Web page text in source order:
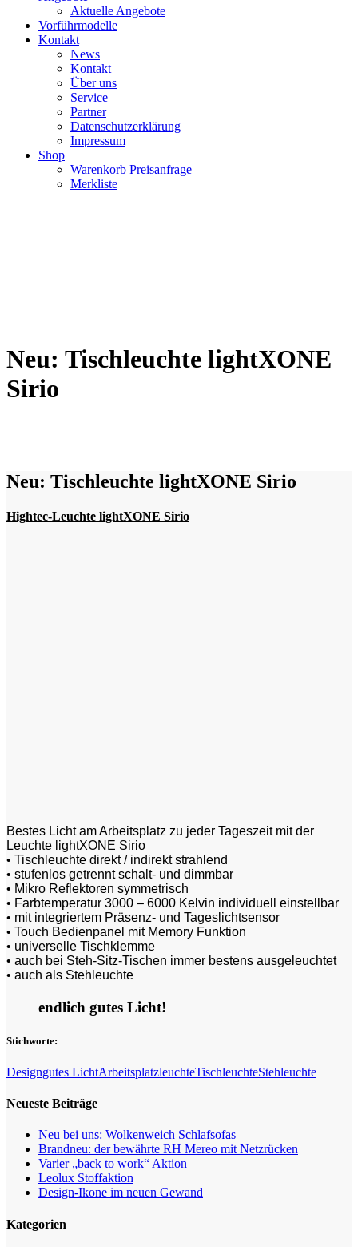
Aktuelle Angebote
Vorführmodelle
Kontakt
News
Kontakt
Über uns
Service
Partner
Datenschutzerklärung
Impressum
Shop
Warenkorb Preisanfrage
Merkliste
Neu: Tischleuchte lightXONE
Sirio
Neu: Tischleuchte lightXONE Sirio
Hightec-Leuchte lightXONE Sirio
Bestes Licht am Arbeitsplatz zu jeder Tageszeit mit der
Leuchte lightXONE Sirio
• Tischleuchte direkt / indirekt strahlend
• stufenlos getrennt schalt- und dimmbar
• Mikro Reflektoren symmetrisch
• Farbtemperatur 3000 – 6000 Kelvin individuell einstellbar
• mit integriertem Präsenz- und Tageslichtsensor
• Touch Bedienpanel mit Memory Funktion
• universelle Tischklemme
• auch bei Steh-Sitz-Tischen immer bestens ausgeleuchtet
• auch als Stehleuchte
endlich gutes Licht!
Stichworte:
Designgutes LichtArbeitsplatzleuchteTischleuchteStehleuchte
Neueste Beiträge
Neu bei uns: Wolkenweich Schlafsofas
Brandneu: der bewährte RH Mereo mit Netzrücken
Varier „back to work“ Aktion
Leolux Stoffaktion
Design-Ikone im neuen Gewand
Kategorien